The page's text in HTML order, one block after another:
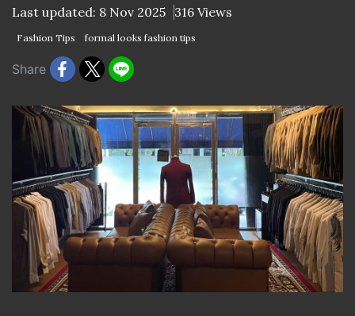
Last updated: 8 Nov 2025 316 Views
Fashion Tips formal looks fashion tips
Share